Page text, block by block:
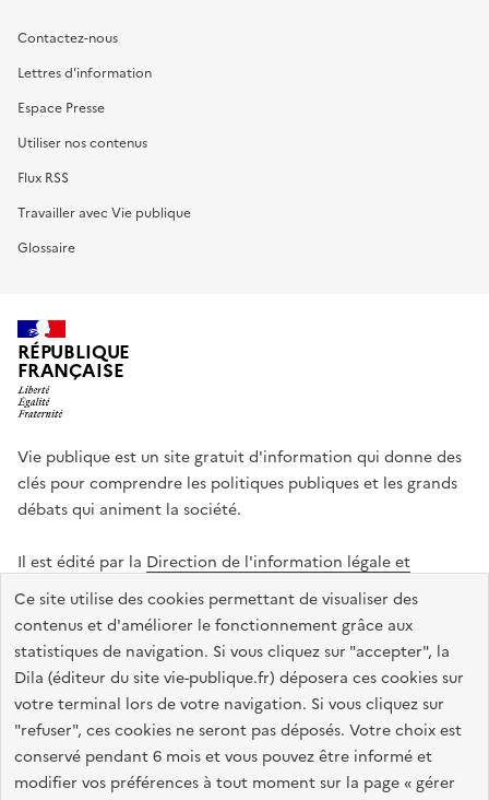
Ce site utilise des cookies permettant de visualiser des
contenus et d'améliorer le fonctionnement grâce aux
statistiques de navigation. Si vous cliquez sur "accepter", la
Dila (éditeur du site vie-publique.fr) déposera ces cookies sur
votre terminal lors de votre navigation. Si vous cliquez sur
"refuser", ces cookies ne seront pas déposés. Votre choix est
conservé pendant 6 mois et vous pouvez être informé et
modifier vos préférences à tout moment sur la page « gérer
Contactez-nous
Lettres d'information
Espace Presse
Utiliser nos contenus
Flux RSS
Travailler avec Vie publique
Glossaire
RÉPUBLIQUE
FRANÇAISE
Vie publique est un site gratuit d'information qui donne des
clés pour comprendre les politiques publiques et les grands
débats qui animent la société.
Il est édité par la Direction de l'information légale et
administrative
legifrance.gouv.fr info.gouv.fr
data.gouv.fr
service-public.gouv.fr
Accessibilité : totalement conforme Données personnelles